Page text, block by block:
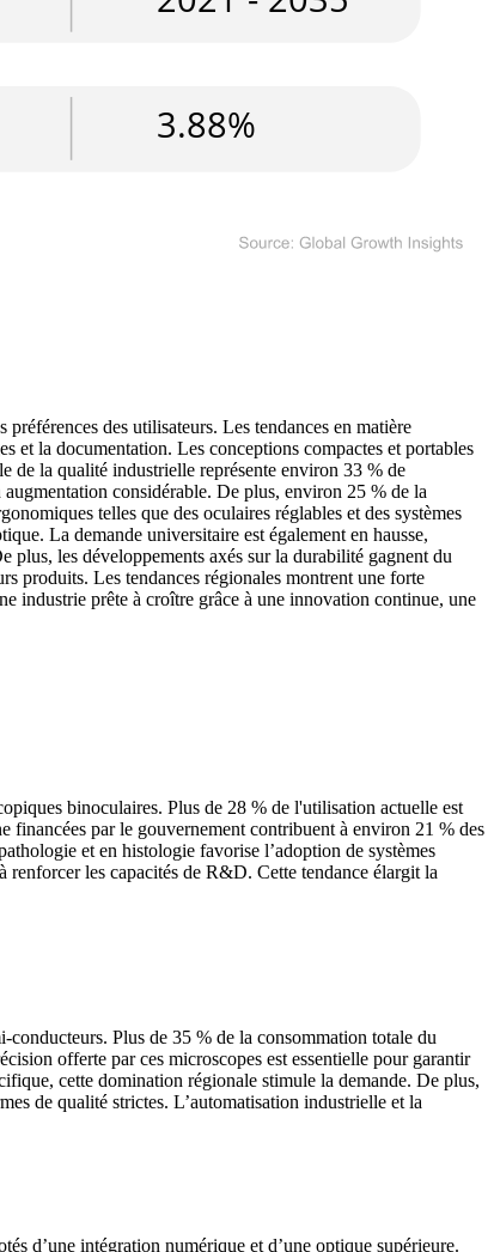
des utilisateurs. Les tendances en matière
et la documentation. Les conceptions compactes et portables
de la qualité industrielle représente environ 33 % de
considérable. De plus, environ 25 % de la
telles que des oculaires réglables et des systèmes
La demande universitaire est également en hausse,
plus, les développements axés sur la durabilité gagnent du
produits. Les tendances régionales montrent une forte
industrie prête à croître grâce à une innovation continue, une
binoculaires. Plus de 28 % de l'utilisation actuelle est
financées par le gouvernement contribuent à environ 21 % des
et en histologie favorise l’adoption de systèmes
renforcer les capacités de R&D. Cette tendance élargit la
conducteurs. Plus de 35 % de la consommation totale du
offerte par ces microscopes est essentielle pour garantir
cette domination régionale stimule la demande. De plus,
de qualité strictes. L’automatisation industrielle et la
d’une intégration numérique et d’une optique supérieure.